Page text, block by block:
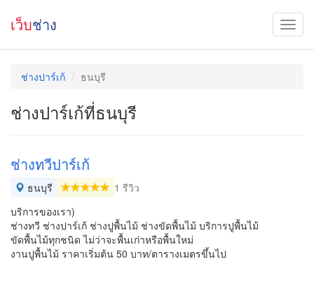
เว็บช่าง
ช่างปาร์เก้ ธนบุรี
ช่างปาร์เก้ที่ธนบุรี
ช่างทวีปาร์เก้
ธนบุรี
1 รีวิว
บริการของเรา)
ช่างทวี ช่างปาร์เก้ ช่างปูพื้นไม้ ช่างขัดพื้นไม้ บริการปูพื้นไม้
ขัดพื้นไม้ทุกชนิด ไม่ว่าจะพื้นเก่าหรือพื้นใหม่
งานปูพื้นไม้ ราคาเริ่มต้น 50 บาท/ตารางเมตรขึ้นไป